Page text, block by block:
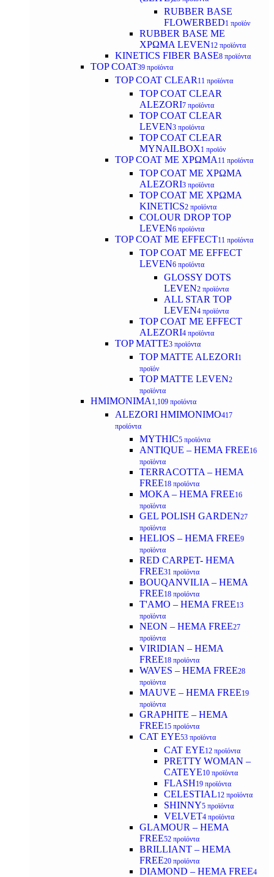
RUBBER BASE
FLOWERBED1 προϊόν
RUBBER BASE ΜΕ
ΧΡΩΜΑ LEVEN12 προϊόντα
KINETICS FIBER BASE8 προϊόντα
TOP COAT39 προϊόντα
TOP COAT CLEAR 11 προϊόντα
TOP COAT CLEAR
ALEZORI7 προϊόντα
TOP COAT CLEAR
LEVEN3 προϊόντα
TOP COAT CLEAR
MYNAILBOX1 προϊόν
TOP COAT ΜΕ ΧΡΩΜΑ 11 προϊόντα
TOP COAT ΜΕ ΧΡΩΜΑ
ALEZORI3 προϊόντα
TOP COAT ΜΕ ΧΡΩΜΑ
KINETICS2 προϊόντα
COLOUR DROP TOP
LEVEN6 προϊόντα
TOP COAT ΜΕ EFFECT11 προϊόντα
TOP COAT ME EFFECT
LEVEN6 προϊόντα
GLOSSY DOTS
LEVEN2 προϊόντα
ALL STAR TOP
LEVEN4 προϊόντα
TOP COAT ME EFFECT
ALEZORI4 προϊόντα
TOP MATTE3 προϊόντα
TOP MATTE ALEZORI1
προϊόν
TOP MATTE LEVEN2
προϊόντα
ΗΜΙΜΟΝΙΜΑ 1,109 προϊόντα
ALEZORI ΗΜΙΜΟΝΙΜΟ417
προϊόντα
MYTHIC5 προϊόντα
ANTIQUE – HEMA FREE16
προϊόντα
TERRACOTTA – HEMA
FREE18 προϊόντα
MOKA – HEMA FREE16
προϊόντα
GEL POLISH GARDEN27
προϊόντα
HELIOS – HEMA FREE9
προϊόντα
RED CARPET- HEMA
FREE31 προϊόντα
BOUQANVILIA – HEMA
FREE18 προϊόντα
T'AMO – HEMA FREE13
προϊόντα
NEON – HEMA FREE27
προϊόντα
VIRIDIAN – HEMA
FREE18 προϊόντα
WAVES – HEMA FREE28
προϊόντα
MAUVE – HEMA FREE19
προϊόντα
GRAPHITE – HEMA
FREE15 προϊόντα
CAT EYE53 προϊόντα
CAT EYE12 προϊόντα
PRETTY WOMAN –
CATEYE10 προϊόντα
FLASH19 προϊόντα
CELESTIAL12 προϊόντα
SHINNY5 προϊόντα
VELVET4 προϊόντα
GLAMOUR – HEMA
FREE52 προϊόντα
BRILLIANT – HEMA
FREE20 προϊόντα
DIAMOND – HEMA FREE4